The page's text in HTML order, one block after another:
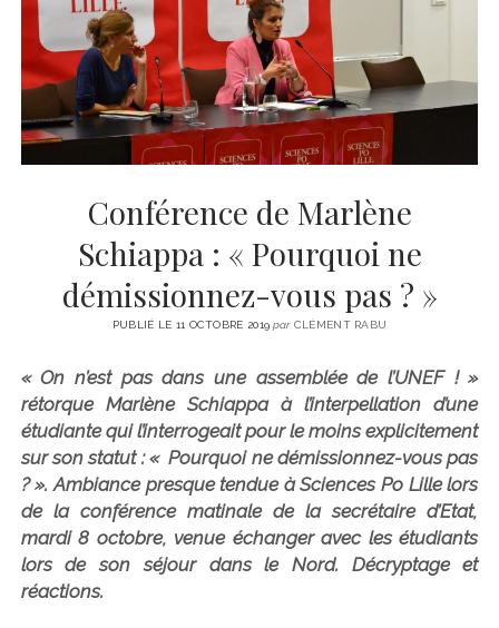
CINÉMA
LITTÉRATURE
ÉCONOMIE
SPORT
MÉDIAS
SANTÉ
instagram
email
email-
form
Conférence de Marlène
Schiappa : « Pourquoi ne
démissionnez-vous pas ? »
PUBLIÉ LE 11 OCTOBRE 2019parCLÉMENT RABU
« On n’est pas dans une assemblée de l’UNEF ! »
rétorque Marlène Schiappa à l’interpellation d’une
étudiante qui l’interrogeait pour le moins explicitement
sur son statut : « Pourquoi ne démissionnez-vous pas
? ». Ambiance presque tendue à Sciences Po Lille lors
de la conférence matinale de la secrétaire d’Etat,
mardi 8 octobre, venue échanger avec les étudiants
lors de son séjour dans le Nord. Décryptage et
réactions.